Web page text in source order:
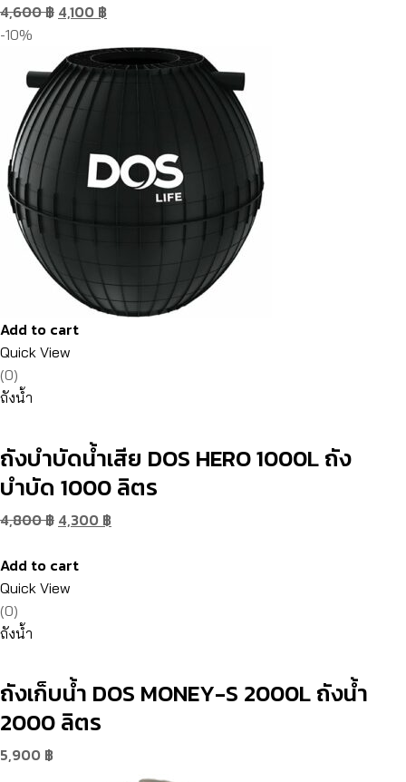
4,600฿ 4,100 ฿
-10%
Add to cart
Quick View
(0)
ถังน้ำ
ถังบำบัดน้ำเสีย DOS HERO 1000L ถัง
บำบัด 1000 ลิตร
4,800฿ 4,300 ฿
Add to cart
Quick View
(0)
ถังน้ำ
ถังเก็บน้ำ DOS MONEY-S 2000L ถังน้ำ
2000 ลิตร
5,900 ฿